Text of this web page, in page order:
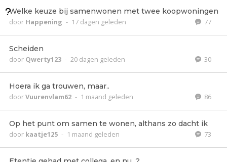
Welke keuze bij samenwonen met twee koopwoningen
door Happening - 17 dagen geleden 77
Scheiden
door Qwerty123 - 20 dagen geleden 30
Hoera ik ga trouwen, maar..
doorVuurenvlam62 - 1 maand geleden 86
Op het punt om samen te wonen, althans zo dacht ik
door kaatje125 - 1 maand geleden 73